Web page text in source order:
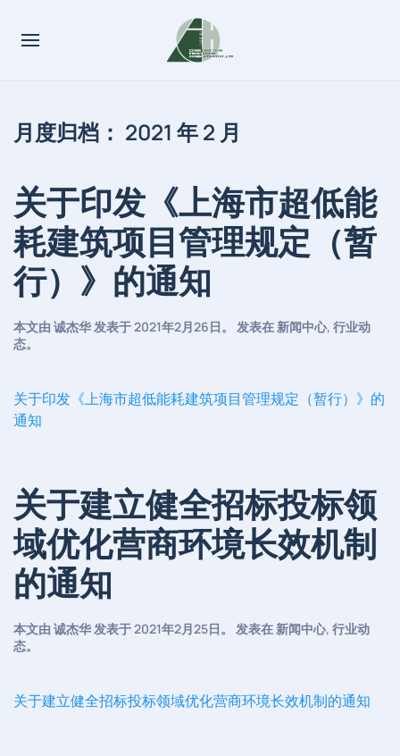
月度归档： 2021 年 2 月
关于印发《上海市超低能
耗建筑项目管理规定（暂
行）》的通知
本文由 诚杰华发表于2021年2月26日。 发表在新闻中心, 行业动
态。
关于印发《上海市超低能耗建筑项目管理规定（暂行）》的
通知
关于建立健全招标投标领
域优化营商环境长效机制
的通知
本文由 诚杰华发表于2021年2月25日。 发表在新闻中心, 行业动
态。
关于建立健全招标投标领域优化营商环境长效机制的通知